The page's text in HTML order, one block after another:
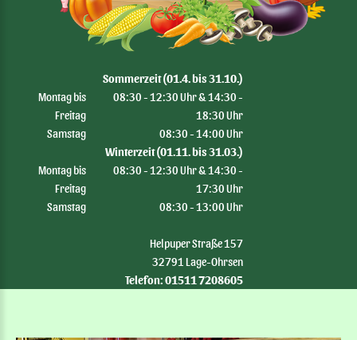
Sommerzeit (01.4. bis 31.10.)
Montag bis
Freitag
08:30 - 12:30 Uhr & 14:30 -
18:30 Uhr
Samstag
08:30 - 14:00 Uhr
Winterzeit (01.11. bis 31.03.)
Montag bis
Freitag
08:30 - 12:30 Uhr & 14:30 -
17:30 Uhr
Samstag
08:30 - 13:00 Uhr
Helpuper Straße 157
32791 Lage-Ohrsen
Telefon: 01511 7208605